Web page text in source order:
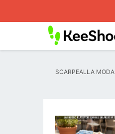
SCARPEALLA MODA